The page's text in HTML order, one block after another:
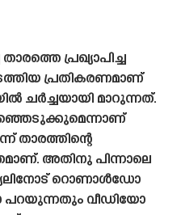
പ്രഖ്യാപിച്ച
പ്രതികരണമാണ്
ചർച്ചയായി മാറുന്നത്.
അതിനു പിന്നാലെ
റൊണാൾഡോ
പറയുന്നതും വീഡിയോ